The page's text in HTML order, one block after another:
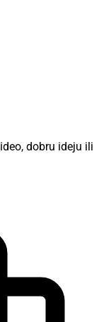
dobru ideju ili